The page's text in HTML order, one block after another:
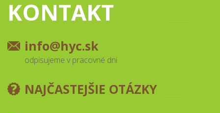
KONTAKT
info@hyc.sk
odpisujeme v pracovné dni
NAJČASTEJŠIE OTÁZKY